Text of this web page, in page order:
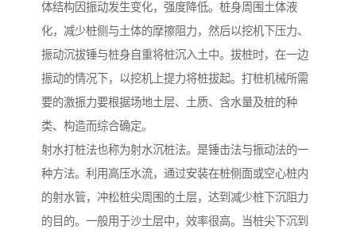
体结构因振动发生变化，强度降低。桩身周围土体液
化，减少桩侧与土体的摩擦阻力，然后以挖机下压力、
振动沉拔锤与桩身自重将桩沉入土中。拔桩时，在一边
振动的情况下，以挖机上提力将桩拔起。打桩机械所需
要的激振力要根据场地土层、土质、含水量及桩的种
类、构造而综合确定。
射水打桩法也称为射水沉桩法。是锤击法与振动法的一
种方法。利用高压水流，通过安装在桩侧面或空心桩内
的射水管，冲松桩尖周围的土层，达到减少桩下沉阻力
的目的。一般用于沙土层中，效率很高。当桩尖下沉到